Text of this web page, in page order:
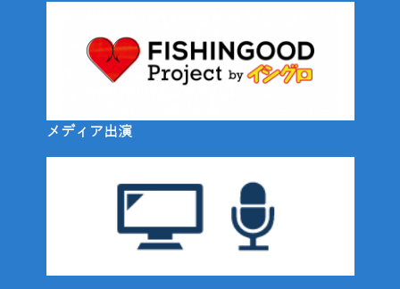
メディア出演